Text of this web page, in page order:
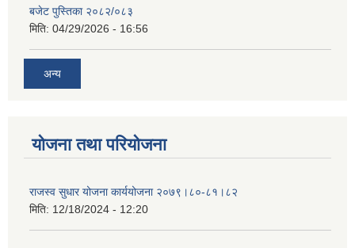
बजेट पुस्तिका २०८२/०८३
मिति: 04/29/2026 - 16:56
अन्य
योजना तथा परियोजना
राजस्व सुधार योजना कार्ययोजना २०७९।८०-८१।८२
मिति: 12/18/2024 - 12:20